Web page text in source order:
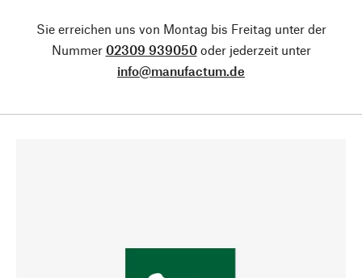
Sie erreichen uns von Montag bis Freitag unter der
Nummer 02309 939050oder jederzeit unter
info@manufactum.de